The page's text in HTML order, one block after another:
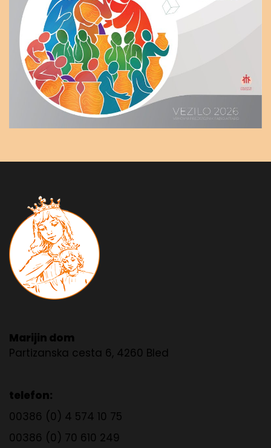
Marijin dom
Partizanska cesta 6, 4260 Bled
telefon:
00386 (0) 4 574 10 75
00386 (0) 70 610 249